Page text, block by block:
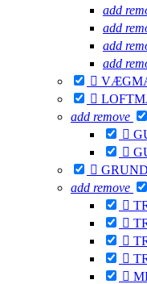
add
add
add
add


add remove



add remove




